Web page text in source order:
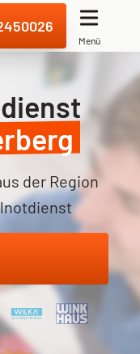
überspringen
Menü
der Region